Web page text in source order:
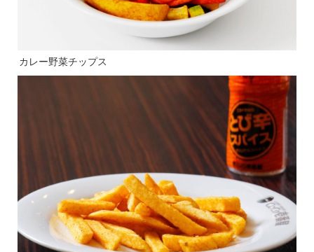
カレー野菜チップス